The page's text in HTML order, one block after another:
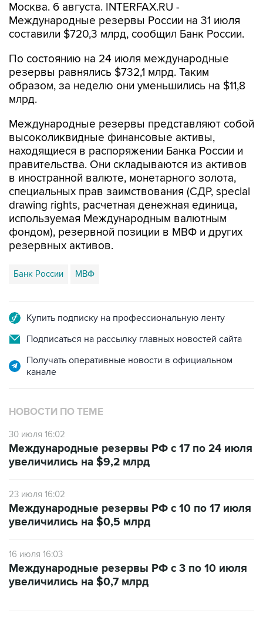
Москва. 6 августа. INTERFAX.RU -
Международные резервы России на 31 июля
составили $720,3 млрд, сообщил Банк России.
По состоянию на 24 июля международные
резервы равнялись $732,1 млрд. Таким
образом, за неделю они уменьшились на $11,8
млрд.
Международные резервы представляют собой
высоколиквидные финансовые активы,
находящиеся в распоряжении Банка России и
правительства. Они складываются из активов
в иностранной валюте, монетарного золота,
специальных прав заимствования (СДР, special
drawing rights, расчетная денежная единица,
используемая Международным валютным
фондом), резервной позиции в МВФ и других
резервных активов.
Банк России МВФ
Купить подписку на профессиональную ленту
Подписаться на рассылку главных новостей сайта
Получать оперативные новости в официальном
канале
НОВОСТИ ПО ТЕМЕ
30 июля 16:02
Международные резервы РФ с 17 по 24 июля
увеличились на $9,2 млрд
23 июля 16:02
Международные резервы РФ с 10 по 17 июля
увеличились на $0,5 млрд
16 июля 16:03
Международные резервы РФ с 3 по 10 июля
увеличились на $0,7 млрд